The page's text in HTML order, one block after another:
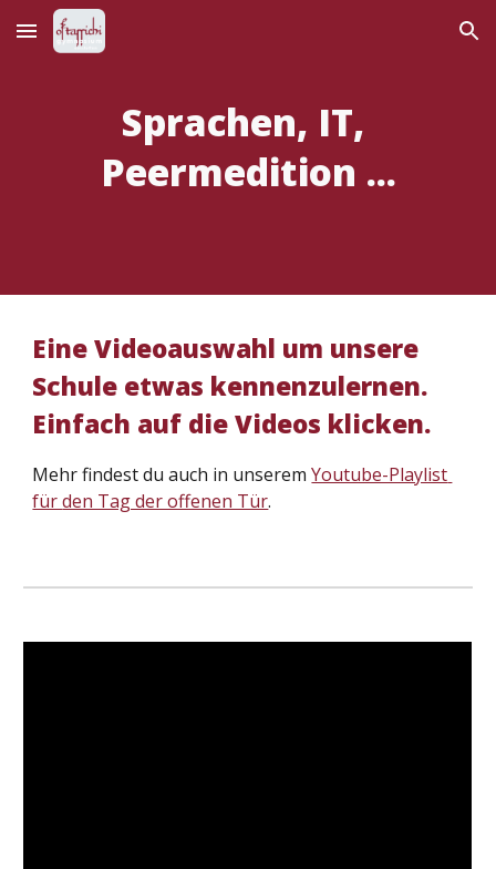
Skip to main content Skip to navigation
Sprachen, IT,
Peermedition ...
Eine Videoauswahl um unsere
Schule etwas kennenzulernen.
Einfach auf die Videos klicken.
Mehr findest du auch in unserem Youtube-Playlist
für den Tag der offenen Tür.